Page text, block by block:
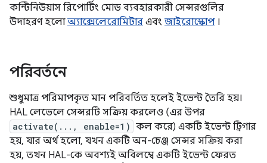
কন্টিনিউয়াস রিপোর্টিং মোড ব্যবহারকারী সেন্সরগুলির
উদাহরণ হলোঅ্যাক্সেলেরোমিটার এবং জাইরোস্কোপ।
পরিবর্তনে
শুধুমাত্র পরিমাপকৃত মান পরিবর্তিত হলেই ইভেন্ট তৈরি হয়।
HAL লেভেলে সেন্সরটি সক্রিয় করলেও (এর উপর
activate(..., enable=1) কল করে) একটি ইভেন্ট ট্রিগার
হয়, যার অর্থ হলো, যখন একটি অন-চেঞ্জ সেন্সর সক্রিয় করা
হয়, তখন HAL-কে অবশ্যই অবিলম্বে একটি ইভেন্ট ফেরত